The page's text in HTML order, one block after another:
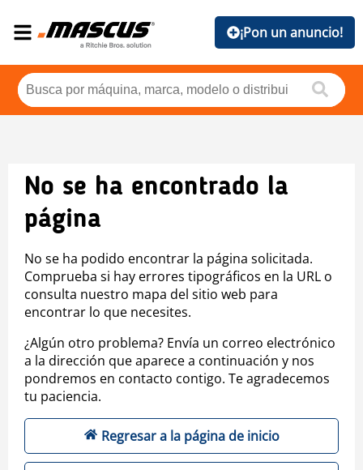
¡Pon un anuncio!
No se ha encontrado la
página
No se ha podido encontrar la página solicitada.
Comprueba si hay errores tipográficos en la URL o
consulta nuestro mapa del sitio web para
encontrar lo que necesites.
¿Algún otro problema? Envía un correo electrónico
a la dirección que aparece a continuación y nos
pondremos en contacto contigo. Te agradecemos
tu paciencia.
Regresar a la página de inicio